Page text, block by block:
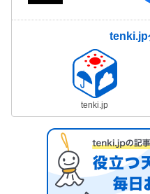
tenki.jp
tenki.jp